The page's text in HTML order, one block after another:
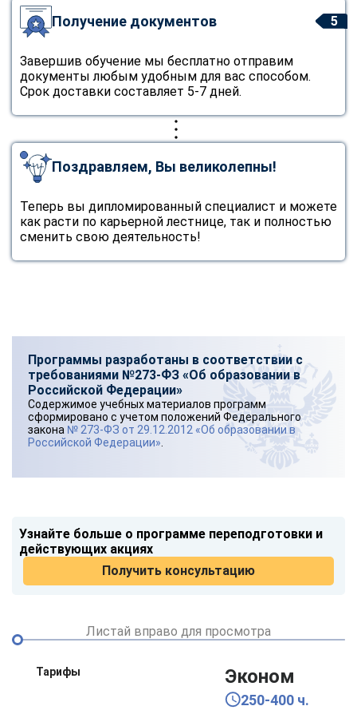
5
Получение документов
Завершив обучение мы бесплатно отправим
документы любым удобным для вас способом.
Срок доставки составляет 5-7 дней.
Поздравляем, Вы великолепны!
Теперь вы дипломированный специалист и можете
как расти по карьерной лестнице, так и полностью
сменить свою деятельность!
Программы разработаны в соответствии с
требованиями №273-ФЗ «Об образовании в
Российской Федерации»
Содержимое учебных материалов программ
сформировано с учетом положений Федерального
закона № 273-ФЗ от 29.12.2012 «Об образовании в
Российской Федерации»
Узнайте больше о программе переподготовки и
действующих акциях
Получить консультацию
Листай вправо для просмотра
Тарифы Эконом
250-400 ч.